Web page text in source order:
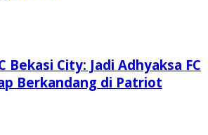
Bekasi City: Jadi Adhyaksa FC
Berkandang di Patriot